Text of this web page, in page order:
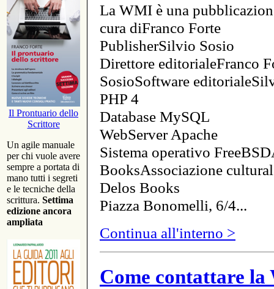
Il Prontuario dello
Scrittore
Un agile manuale
per chi vuole avere
sempre a portata di
mano tutti i segreti
e le tecniche della
scrittura. Settima
edizione ancora
ampliata
La WMI è una
cura diFranco Forte
PublisherSilvio Sosio
Direttore editorialeFranco
SosioSoftware
PHP 4
Database MySQL
WebServer Apache
Sistema operativo
BooksAssociazione
Delos Books
Piazza Bonomelli, 6/4...
Continua all'interno >
Come contattare